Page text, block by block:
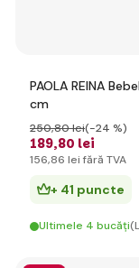
PAOLA REINA
cm
189,80 lei
250,80 lei(-24 %)
156,86 lei fără TVA
+ 41 puncte
Ultimele 4 bucăți